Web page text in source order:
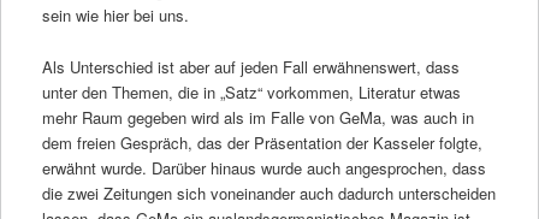
sein wie hier bei uns.
Als Unterschied ist aber auf jeden Fall erwähnenswert, dass
unter den Themen, die in „Satz“ vorkommen, Literatur etwas
mehr Raum gegeben wird als im Falle von GeMa, was auch in
dem freien Gespräch, das der Präsentation der Kasseler folgte,
erwähnt wurde. Darüber hinaus wurde auch angesprochen, dass
die zwei Zeitungen sich voneinander auch dadurch unterscheiden